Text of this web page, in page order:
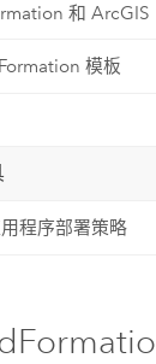
和 ArcGIS
模板
程序部署策略